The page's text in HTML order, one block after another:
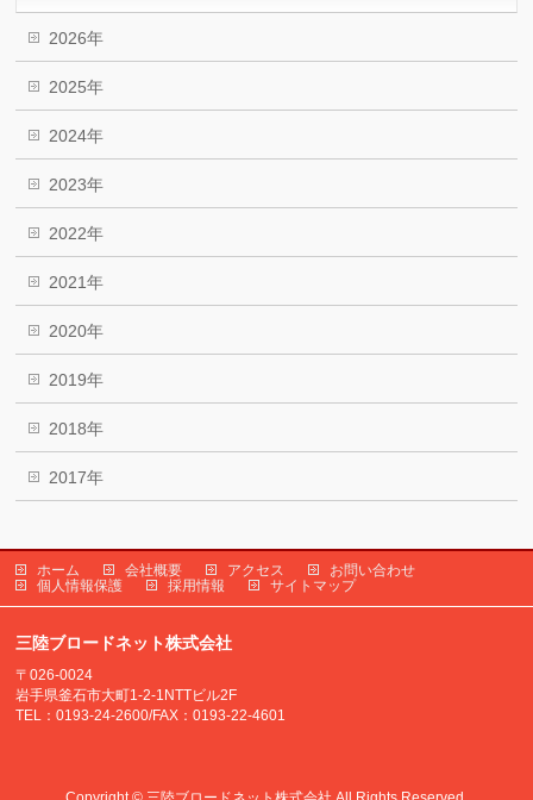
2026年
2025年
2024年
2023年
2022年
2021年
2020年
2019年
2018年
2017年
ホーム 会社概要 アクセス
お問い合わせ
個人情報保護
採用情報 サイトマップ
三陸ブロードネット株式会社
〒026-0024
岩手県釜石市大町1-2-1NTTビル2F
TEL：0193-24-2600/FAX：0193-22-4601